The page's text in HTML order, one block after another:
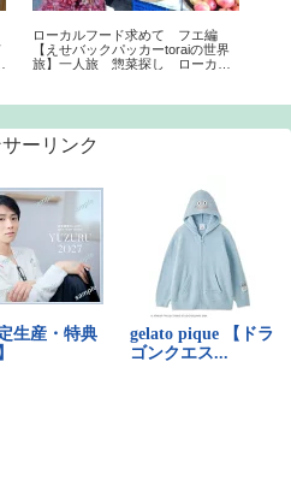
ローカルフード求めて フエ編
【えせバックパッカーtoraiの世界
旅】一人旅 惣菜探し ローカル
ーリンク